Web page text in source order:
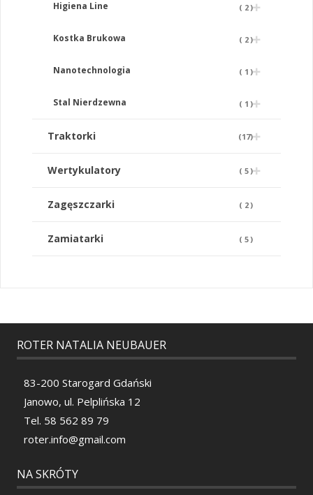
Higiena Line ( 2)
Kostka Brukowa ( 2)
Nanotechnologia ( 1 )
Stal Nierdzewna ( 1 )
Traktorki (17)
Wertykulatory ( 5)
Zagęszczarki ( 2)
Zamiatarki ( 5)
ROTER NATALIA NEUBAUER
83-200 Starogard Gdański
Janowo, ul. Pelplińska 12
Tel. 58 562 89 79
roter.info@gmail.com
NA SKRÓTY